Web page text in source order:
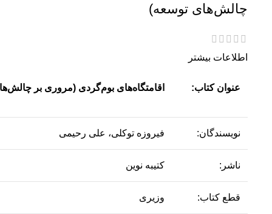
چالش‌های توسعه)
اطلاعات بیشتر
عنوان کتاب: اقامتگاه‌های بوم‌گردی (مروری بر
نویسندگان: فیروزه توکلی، علی رحیمی
ناشر: کتیبه نوین
قطع کتاب: وزیری